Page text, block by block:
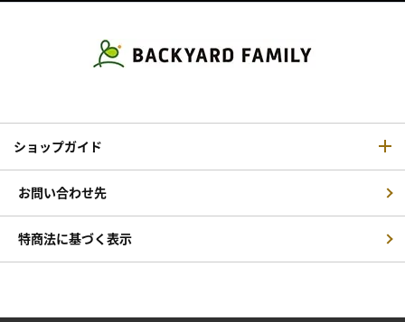
ショップガイド
お問い合わせ先
特商法に基づく表示